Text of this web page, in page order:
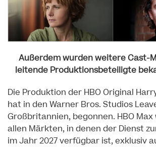
Außerdem wurden weitere Cast-
leitende Produktionsbeteiligte
Die Produktion der HBO Original
hat in den Warner Bros. Studios
Großbritannien, begonnen. HBO Max
allen Märkten, in denen der Dienst
im Jahr 2027 verfügbar ist, exklusiv